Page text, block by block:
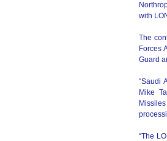
with
The
Forces
Guard
“Saudi
Mike
“The